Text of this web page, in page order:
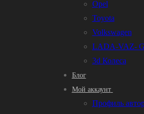
Opel
Toyota
Volkswagen
LADA-VAZ-
3d Колеса
Блог
Мой аккаунт
Профиль